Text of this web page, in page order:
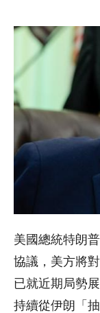
美國總統特朗
協議，美方將
已就近期局勢
持續從伊朗「抽